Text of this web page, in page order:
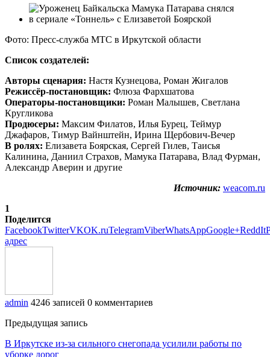
Фото: Пресс-служба МТС в Иркутской области
Список создателей:
Авторы сценария: Настя Кузнецова, Роман Жигалов
Режиссёр-постановщик: Флюза Фархшатова
Операторы-постановщики: Роман Малышев, Светлана
Кругликова
Продюсеры: Максим Филатов, Илья Бурец, Теймур
Джафаров, Тимур Вайнштейн, Ирина Щербович-Вечер
В ролях: Елизавета Боярская, Сергей Гилев, Таисья
Калинина, Даниил Страхов, Мамука Патарава, Влад Фурман,
Александр Аверин и другие
Источник: weacom.ru
1
Поделится
FacebookTwitterVKOK.ruTelegramViberWhatsAppGoogle+ReddIt
адрес
admin 4246 записей 0 комментариев
Предыдущая запись
В Иркутске из-за сильного снегопада усилили работы по
уборке дорог